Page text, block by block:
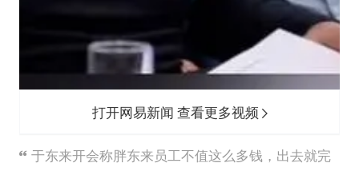
打开网易新闻 查看更多视频
于东来开会称胖东来员工不值这么多钱，出去就完